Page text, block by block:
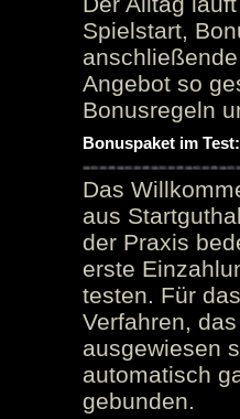
Spielstart,
Angebot so
Bonusregeln
Bonuspaket im
Das
aus
der Praxis
erste
testen. Für
Verfahren,
ausgewiesen
automatisch
gebunden.